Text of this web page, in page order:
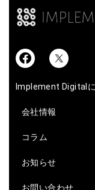
Implement Digital
会社情報
コラム
お知らせ
お問い合わせ